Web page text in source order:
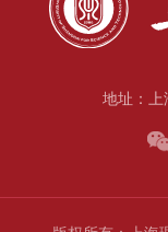
地址：上